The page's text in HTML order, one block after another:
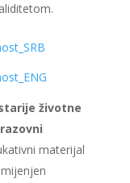
životne
materijal